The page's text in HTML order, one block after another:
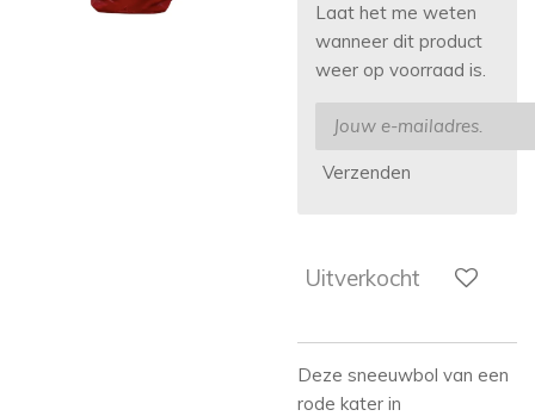
Laat het me weten
wanneer dit product
weer op voorraad is.
Verzenden
Uitverkocht
Deze sneeuwbol van een
rode kater in